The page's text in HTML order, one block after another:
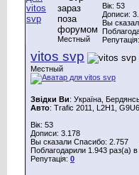
Местный
Вік: 53
Дописи:
Вы
Репутація:
vitos svp
Местный
Звідки Ви: Україна,
Авто: Trafic 2011, L2H1,
Вік: 53
Дописи: 3.178
Вы сказали Спасибо: 2.757
Поблагодарили 1.943 раз(а)
Репутація: 0